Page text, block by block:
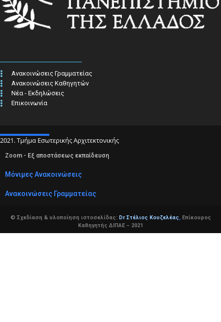
Ανακοινώσεις Γραμματείας
Ανακοινώσεις Καθηγητών
Νέα - Εκδηλώσεις
Επικοινωνία
2021. Τμήμα Εσωτερικής Αρχιτεκτονικής
Zoom - Εξ αποστάσεως εκπαίδευση
Μόνιμες Ανακοινώσεις
Ανακοινώσεις Γραμματείας
© Σχεδίαση & υλοποίηση ιστοσελίδας: Dr Στέλιος Κουζελέας,Επίκουρος
Καθηγητής ΔΙΠΑΕ – 2021